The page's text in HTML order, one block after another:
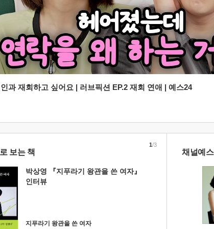
과 재회하고 싶어요 | 러브픽션 EP.2 재회 연애 | 예스24
보는 책
박상영 『지푸라기 왕관을 쓴 여자』
인터뷰
지푸라기 왕관을 쓴 여자
1/3
채널예스